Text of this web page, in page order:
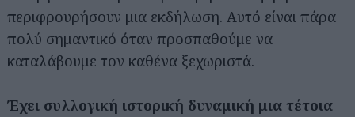
περιφρουρήσουν μια εκδήλωση. Αυτό είναι πάρα
πολύ σημαντικό όταν προσπαθούμε να
καταλάβουμε τον καθένα ξεχωριστά.
Έχει συλλογική ιστορική δυναμική μια τέτοια